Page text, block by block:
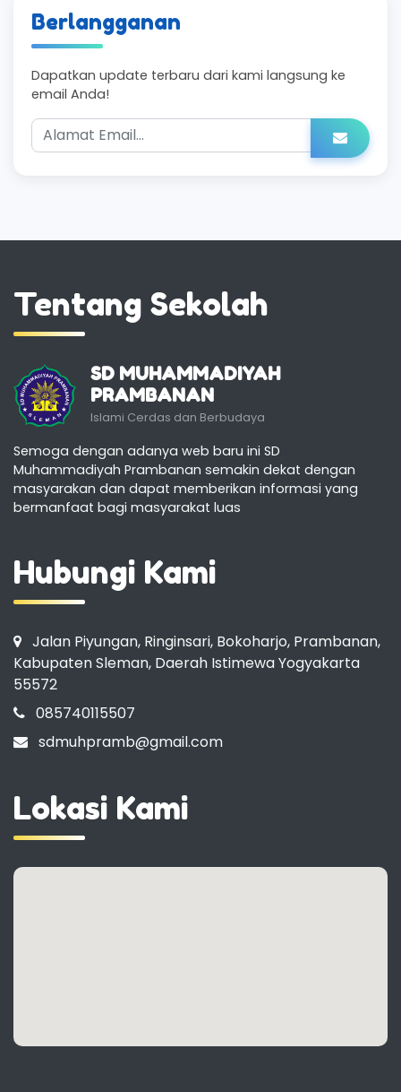
Berlangganan
Dapatkan update terbaru dari kami langsung ke
email Anda!
Tentang Sekolah
SD MUHAMMADIYAH
PRAMBANAN
Islami Cerdas dan Berbudaya
Semoga dengan adanya web baru ini SD
Muhammadiyah Prambanan semakin dekat dengan
masyarakan dan dapat memberikan informasi yang
bermanfaat bagi masyarakat luas
Hubungi Kami
Jalan Piyungan, Ringinsari, Bokoharjo, Prambanan,
Kabupaten Sleman, Daerah Istimewa Yogyakarta
55572
085740115507
sdmuhpramb@gmail.com
Lokasi Kami